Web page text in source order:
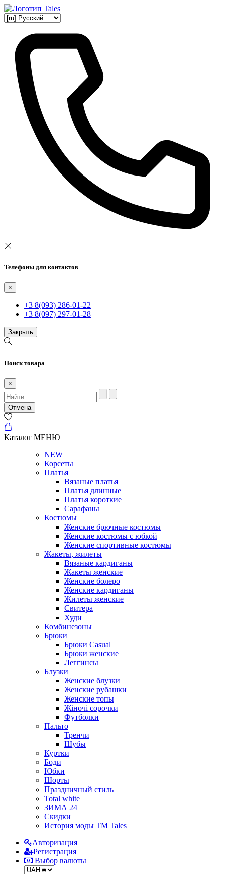
Телефоны для контактов
×
+3 8(093) 286-01-22
+3 8(097) 297-01-28
Закрыть
Поиск товара
×
Отмена
Каталог МЕНЮ
NEW
Корсеты
Платья
Вязаные платья
Платья длинные
Платья короткие
Сарафаны
Костюмы
Женские брючные костюмы
Женские костюмы с юбкой
Женские спортивные костюмы
Жакеты, жилеты
Вязаные кардиганы
Жакеты женские
Женские болеро
Женские кардиганы
Жилеты женские
Свитера
Худи
Комбинезоны
Брюки
Брюки Casual
Брюки женские
Леггинсы
Блузки
Женские блузки
Женские рубашки
Женские топы
Жіночі сорочки
Футболки
Пальто
Тренчи
Шубы
Куртки
Боди
Юбки
Шорты
Праздничный стиль
Total white
ЗИМА 24
Скидки
История моды ТМ Tales
Авторизация
Регистрация
Выбор валюты